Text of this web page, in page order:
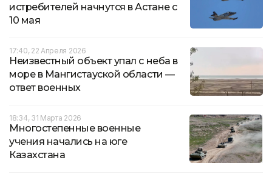
истребителей начнутся в Астане с
10 мая
17:40, 22 Апреля 2026
Неизвестный объект упал с неба в
море в Мангистауской области —
ответ военных
18:34, 31 Марта 2026
Многостепенные военные
учения начались на юге
Казахстана